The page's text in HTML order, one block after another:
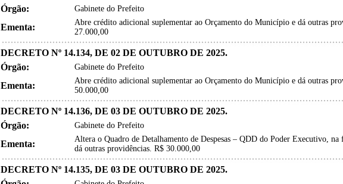
Órgão:
Gabinete do Prefeito
Ementa:
Abre crédito adicional suplementar ao Orçamento do Município e dá outras
27.000,00
DECRETO Nº 14.134, DE 02 DE OUTUBRO DE 2025.
Órgão:
Gabinete do Prefeito
Ementa:
Abre crédito adicional suplementar ao Orçamento do Município e dá outras
50.000,00
DECRETO Nº 14.136, DE 03 DE OUTUBRO DE 2025.
Órgão:
Gabinete do Prefeito
Ementa:
Altera o Quadro de Detalhamento de Despesas – QDD do Poder Executivo, na
dá outras providências. R$ 30.000,00
DECRETO Nº 14.135, DE 03 DE OUTUBRO DE 2025.